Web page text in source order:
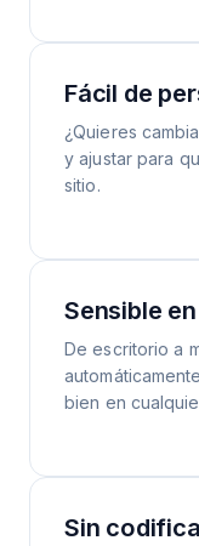
Fácil de
¿Quieres
y ajustar para
sitio.
Sensible
De escritorio a
bien en
Sin